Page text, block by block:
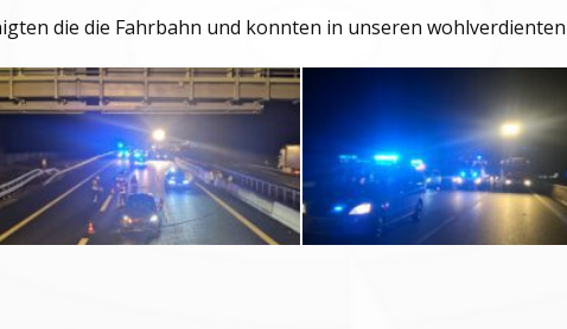
die die Fahrbahn und konnten in unseren